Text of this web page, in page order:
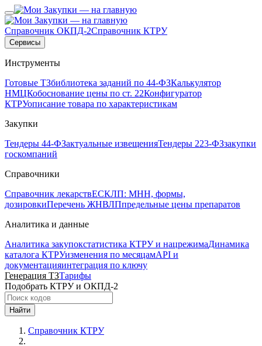
Справочник ОКПД-2Справочник КТРУ
Сервисы
Инструменты
Готовые ТЗбиблиотека заданий по 44-ФЗКалькулятор
НМЦКобоснование цены по ст. 22Конфигуратор
КТРУописание товара по характеристикам
Закупки
Тендеры 44-ФЗактуальные извещенияТендеры 223-ФЗзакупки
госкомпаний
Справочники
Справочник лекарствЕСКЛП: МНН, формы,
дозировкиПеречень ЖНВЛПпредельные цены препаратов
Аналитика и данные
Аналитика закупокстатистика КТРУ и нацрежимаДинамика
каталога КТРУизменения по месяцамAPI и
документацияинтеграция по ключу
Генерация ТЗТарифы
Подобрать КТРУ и ОКПД-2
Найти
Справочник КТРУ